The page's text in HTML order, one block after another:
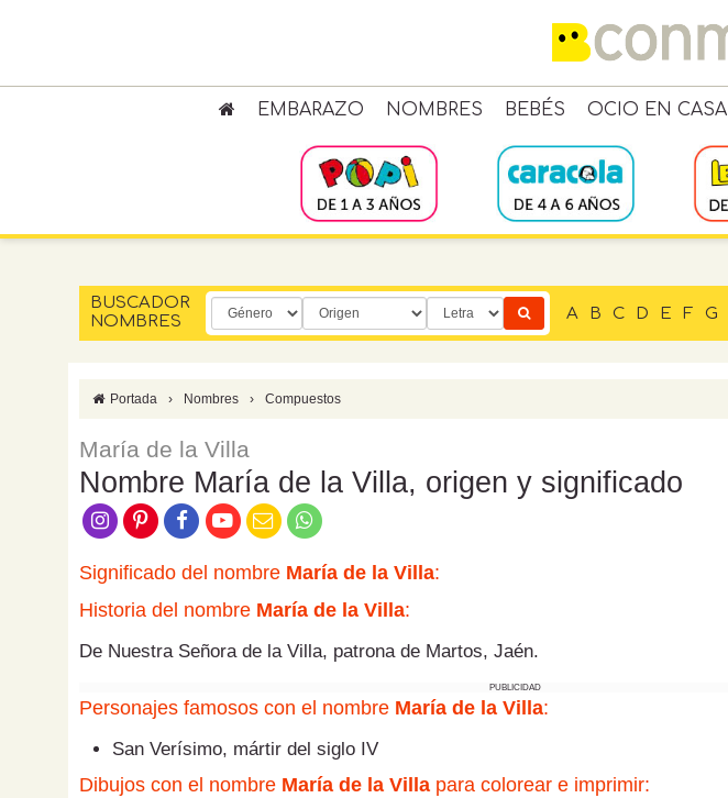
EMBARAZO NOMBRES BEBÉS OCIO EN CASA
BUSCADOR
NOMBRES
A B C D E F G
Portada › Nombres › Compuestos
María de la Villa
Nombre María de la Villa, origen y significado
Significado del nombre María de la Villa:
Historia del nombre María de la Villa:
De Nuestra Señora de la Villa, patrona de Martos, Jaén.
PUBLICIDAD
Personajes famosos con el nombre María de la Villa:
San Verísimo, mártir del siglo IV
Dibujos con el nombre María de la Villa para colorear e imprimir: